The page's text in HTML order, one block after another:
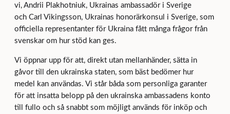
vi, Andrii Plakhotniuk, Ukrainas ambassadör i Sverige
och Carl Vikingsson, Ukrainas honorärkonsul i Sverige, som
officiella representanter för Ukraina fått många frågor från
svenskar om hur stöd kan ges.
Vi öppnar upp för att, direkt utan mellanhänder, sätta in
gåvor till den ukrainska staten, som bäst bedömer hur
medel kan användas. Vi står båda som personliga garanter
för att insatta belopp på den ukrainska ambassadens konto
till fullo och så snabbt som möjligt används för inköp och